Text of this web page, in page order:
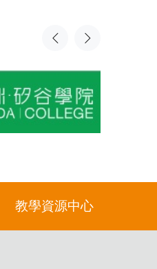
教學資源中心